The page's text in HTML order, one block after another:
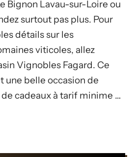
Bignon Lavau-sur-Loire ou
surtout pas plus. Pour
détails sur les
viticoles, allez
Vignobles Fagard. Ce
une belle occasion de
cadeaux à tarif minime …